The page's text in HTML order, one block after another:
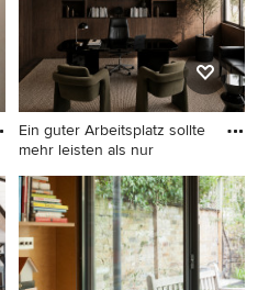
Ein guter Arbeitsplatz sollte
mehr leisten als nur
Inredning av ett modernt
mellanstort hemmabibliotek,
med bruna väggar, mörkt
trägolv, ett fristående
skrivbord och brunt golv